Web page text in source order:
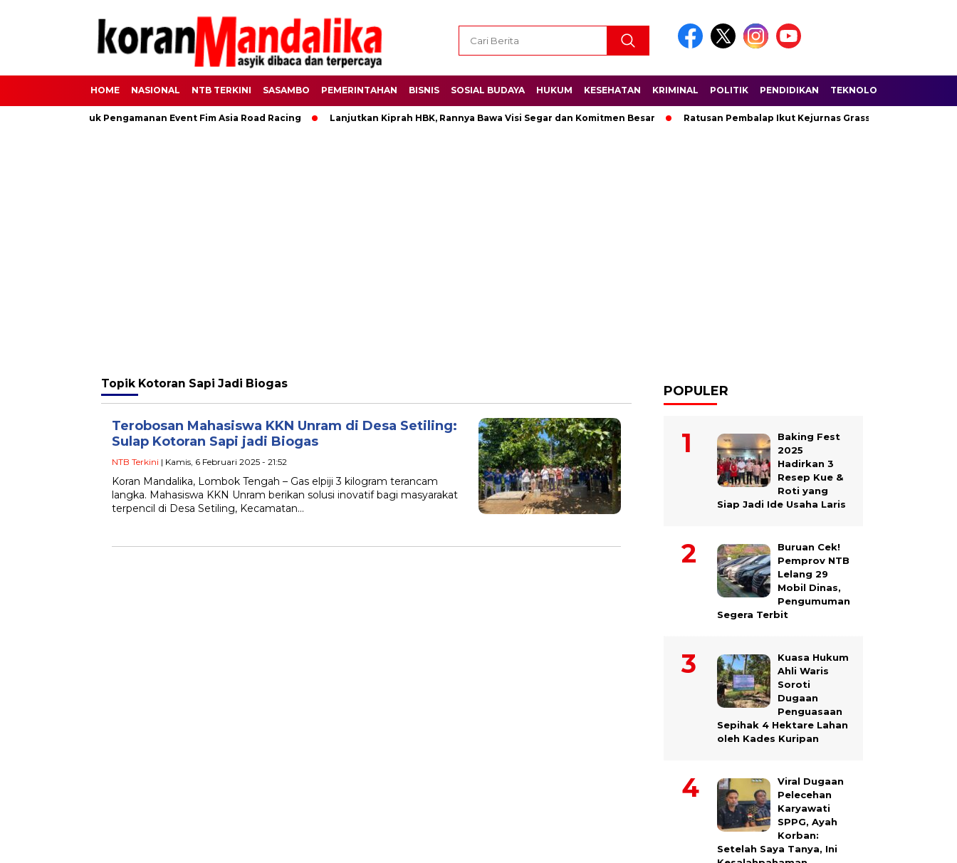
HOME NASIONAL NTB TERKINI SASAMBO PEMERINTAHAN BISNIS SOSIAL BUDAYA HUKUM KESEHATAN KRIMINAL POLITIK PENDIDIKAN TEKNOLOGI
Personel Untuk Pengamanan Event Fim Asia Road Racing Lanjutkan Kiprah HBK, Rannya Bawa Visi Segar dan Komitmen Besar Ratusan Pembalap Ikut Kejurnas Grasstrack di Sirkuit
Topik Kotoran Sapi Jadi Biogas
Terobosan Mahasiswa KKN Unram di Desa Setiling:
Sulap Kotoran Sapi jadi Biogas
NTB Terkini | Kamis, 6 Februari 2025 - 21:52
Koran Mandalika, Lombok Tengah – Gas elpiji 3 kilogram terancam
langka. Mahasiswa KKN Unram berikan solusi inovatif bagi masyarakat
terpencil di Desa Setiling, Kecamatan…
POPULER
Baking Fest
2025
Hadirkan 3
Resep Kue &
Roti yang
Siap Jadi Ide Usaha Laris
Buruan Cek!
Pemprov NTB
Lelang 29
Mobil Dinas,
Pengumuman
Segera Terbit
Kuasa Hukum
Ahli Waris
Soroti
Dugaan
Penguasaan
Sepihak 4 Hektare Lahan
oleh Kades Kuripan
Viral Dugaan
Pelecehan
Karyawati
SPPG, Ayah
Korban:
Setelah Saya Tanya, Ini